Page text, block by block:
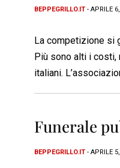
BEPPEGRILLO.IT - APRILE
La competizione si
Più sono alti i costi,
italiani.
Funerale
BEPPEGRILLO.IT - APRILE